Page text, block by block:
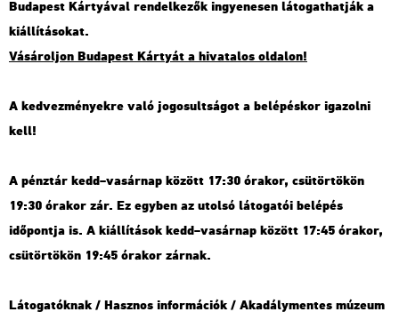
Budapest Kártyával rendelkezők ingyenesen látogathatják a
kiállításokat.
Vásároljon Budapest Kártyát a hivatalos oldalon!
A kedvezményekre való jogosultságot a belépéskor igazolni
kell!
A pénztár kedd–vasárnap között 17:30 órakor, csütörtökön
19:30 órakor zár. Ez egyben az utolsó látogatói belépés
időpontja is. A kiállítások kedd–vasárnap között 17:45 órakor,
csütörtökön 19:45 órakor zárnak.
Látogatóknak / Hasznos információk / Akadálymentes múzeum